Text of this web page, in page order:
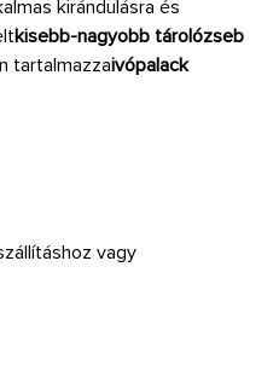
kirándulásra és
kisebb-nagyobb tárolózseb
tartalmazzaivópalack
vagy